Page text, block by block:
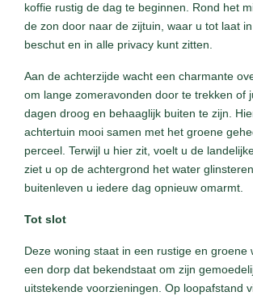
koffie rustig de dag te beginnen. Rond het
de zon door naar de zijtuin, waar u tot laat
beschut en in alle privacy kunt zitten.
Aan de achterzijde wacht een charmante
om lange zomeravonden door te trekken of
dagen droog en behaaglijk buiten te zijn.
achtertuin mooi samen met het groene
perceel. Terwijl u hier zit, voelt u de
ziet u op de achtergrond het water
buitenleven u iedere dag opnieuw omarmt.
Tot slot
Deze woning staat in een rustige en groene
een dorp dat bekendstaat om zijn
uitstekende voorzieningen. Op loopafstand